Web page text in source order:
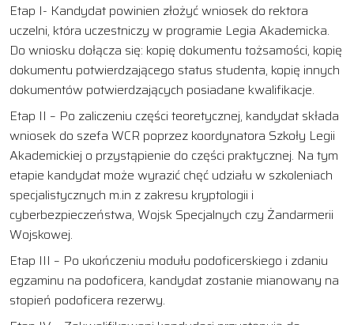
Etap I- Kandydat powinien złożyć wniosek do rektora
uczelni, która uczestniczy w programie Legia Akademicka.
Do wniosku dołącza się: kopię dokumentu tożsamości, kopię
dokumentu potwierdzającego status studenta, kopię innych
dokumentów potwierdzających posiadane kwalifikacje.
Etap II – Po zaliczeniu części teoretycznej, kandydat składa
wniosek do szefa WCR poprzez koordynatora Szkoły Legii
Akademickiej o przystąpienie do części praktycznej. Na tym
etapie kandydat może wyrazić chęć udziału w szkoleniach
specjalistycznych m.in z zakresu kryptologii i
cyberbezpieczeństwa, Wojsk Specjalnych czy Żandarmerii
Wojskowej.
Etap III – Po ukończeniu modułu podoficerskiego i zdaniu
egzaminu na podoficera, kandydat zostanie mianowany na
stopień podoficera rezerwy.